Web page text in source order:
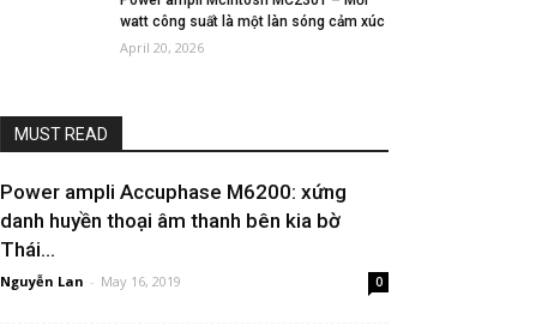
watt công suất là một làn sóng cảm xúc
April 20, 2026
MUST READ
Power ampli Accuphase M6200: xứng
danh huyền thoại âm thanh bên kia bờ
Thái...
Nguyễn Lan - May 16, 2019 0